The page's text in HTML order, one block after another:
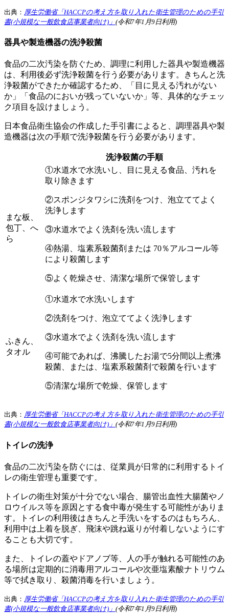
出典： 厚生労働省「HACCPの考え方を取り入れた衛生管理のための手引
書(小規模な一般飲食店事業者向け)」 (令和7年1月9日利用)
器具や製造機器の洗浄殺菌
食品の二次汚染を防ぐため、調理に利用した器具や製造機器
は、利用後必ず洗浄殺菌を行う必要があります。きちんと洗
浄殺菌ができたか確認するため、「目に見える汚れがない
か」「食品のにおいが残っていないか」等、具体的なチェッ
ク項目を設けましょう。
日本食品衛生協会の作成した手引書によると、調理器具や製
造機器は次の手順で洗浄殺菌を行う必要があります。
洗浄殺菌の手順
まな板、
包丁、へ
ら
①水道水で水洗いし、目に見える食品、汚れを
取り除きます
②スポンジタワシに洗剤をつけ、泡立ててよく
洗浄します
③水道水でよく洗剤を洗い流します
④熱湯、塩素系殺菌剤または 70％アルコール等
により殺菌します
⑤よく乾燥させ、清潔な場所で保管します
ふきん、
タオル
①水道水で水洗いします
②洗剤をつけ、泡立ててよく洗浄します
③水道水でよく洗剤を洗い流します
④可能であれば、沸騰したお湯で5分間以上煮沸
殺菌、または、塩素系殺菌剤で殺菌を行います
⑤清潔な場所で乾燥、保管します
出典： 厚生労働省「HACCPの考え方を取り入れた衛生管理のための手引
書(小規模な一般飲食店事業者向け)」 (令和7年1月9日利用)
トイレの洗浄
食品の二次汚染を防ぐには、従業員が日常的に利用するトイ
レの衛生管理も重要です。
トイレの衛生対策が十分でない場合、腸管出血性大腸菌やノ
ロウイルス等を原因とする食中毒が発生する可能性がありま
す。トイレの利用後はきちんと手洗いをするのはもちろん、
利用中は上着を脱ぎ、飛沫や跳ね返りが付着しないようにす
ることも大切です。
また、トイレの蓋やドアノブ等、人の手が触れる可能性のあ
る場所は定期的に消毒用アルコールや次亜塩素酸ナトリウム
等で拭き取り、殺菌消毒を行いましょう。
出典： 厚生労働省「HACCPの考え方を取り入れた衛生管理のための手引
書(小規模な一般飲食店事業者向け)」 (令和7年1月9日利用)